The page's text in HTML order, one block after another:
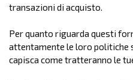
transazioni di acquisto.
Per quanto riguarda questi
attentamente le loro politiche
capisca come tratteranno le